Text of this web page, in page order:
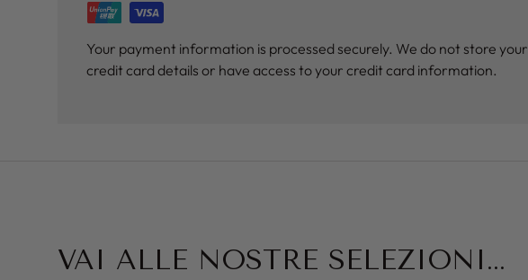
Your payment information is processed securely. We do not store your
credit card details or have access to your credit card information.
VAI ALLE NOSTRE SELEZIONI...